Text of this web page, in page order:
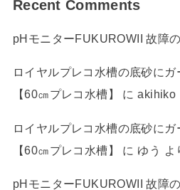
Recent Comments
pHモニターFUKUROWII 故障
ロイヤルプレコ水槽の底砂に
【60㎝プレコ水槽】
にakihiko
ロイヤルプレコ水槽の底砂に
【60㎝プレコ水槽】
に ゆう よ
pHモニターFUKUROWII 故障